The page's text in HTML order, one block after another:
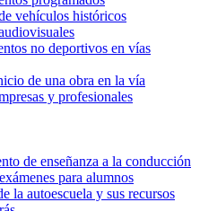
vehículos históricos
no deportivos en vías
de una obra en la vía
y profesionales
de enseñanza a la conducción
para alumnos
la autoescuela y sus recursos